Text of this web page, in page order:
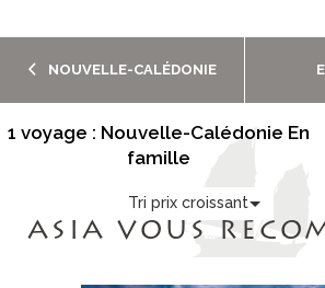
NOUVELLE-CALÉDONIE
1 voyage : Nouvelle-Calédonie En
famille
Tri prix croissant
ASIA VOUS